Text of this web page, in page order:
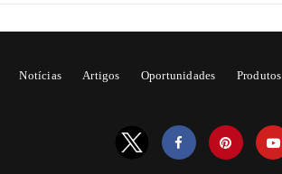
Notícias Artigos Oportunidades Produtos